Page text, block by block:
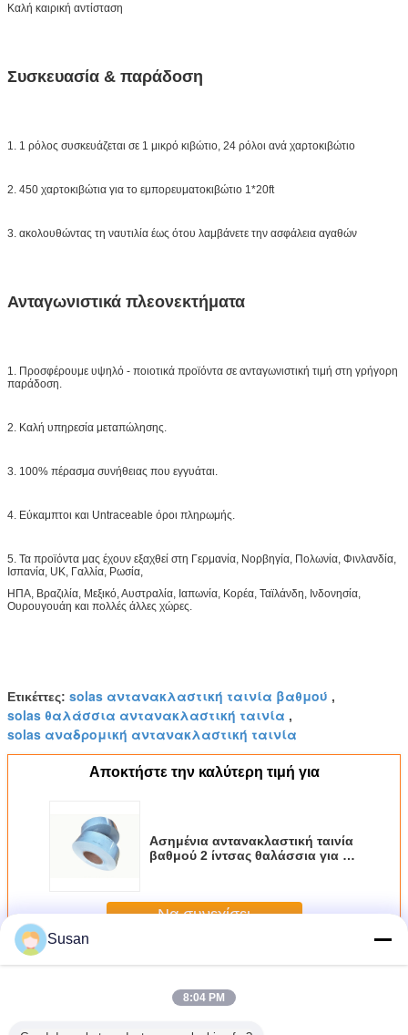
Καλή καιρική αντίσταση
Συσκευασία & παράδοση
1. 1 ρόλος συσκευάζεται σε 1 μικρό κιβώτιο, 24 ρόλοι ανά χαρτοκιβώτιο
2. 450 χαρτοκιβώτια για το εμπορευματοκιβώτιο 1*20ft
3. ακολουθώντας τη ναυτιλία έως ότου λαμβάνετε την ασφάλεια αγαθών
Ανταγωνιστικά πλεονεκτήματα
1. Προσφέρουμε υψηλό - ποιοτικά προϊόντα σε ανταγωνιστική τιμή στη γρήγορη
παράδοση.
2. Καλή υπηρεσία μεταπώλησης.
3. 100% πέρασμα συνήθειας που εγγυάται.
4. Εύκαμπτοι και Untraceable όροι πληρωμής.
5. Τα προϊόντα μας έχουν εξαχθεί στη Γερμανία, Νορβηγία, Πολωνία, Φινλανδία,
Ισπανία, UK, Γαλλία, Ρωσία,
ΗΠΑ, Βραζιλία, Μεξικό, Αυστραλία, Ιαπωνία, Κορέα, Ταϊλάνδη, Ινδονησία,
Ουρουγουάη και πολλές άλλες χώρες.
Ετικέττες: solas αντανακλαστική ταινία βαθμού ,
solas θαλάσσια αντανακλαστική ταινία ,
solas αναδρομική αντανακλαστική ταινία
Αποκτήστε την καλύτερη τιμή για
Ασημένια αντανακλαστική ταινία
βαθμού 2 ίντσας θαλάσσια για τα
Να συνεχίσει
ΠερισσότεροιSolas αντανακλαστική ταινία
Susan
8:04 PM